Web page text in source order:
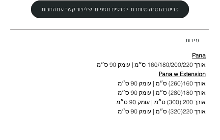
פריט בהזמנה מיוחדת. לפרטים נוספים יש ליצור קשר עם החנות
מידות
Pana
אורך 160/180/200/220 ס״מ | עומק 90 ס״מ
Pana w Extension
אורך 160(260) ס״מ | עומק 90 ס״מ
אורך 180(280) ס״מ | עומק 90 ס״מ
אורך 200 (300) ס״מ | עומק 90 ס״מ
אורך 220(320) ס״מ | עומק 90 ס״מ